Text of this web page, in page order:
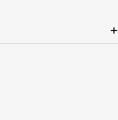
vuote.Bravi contenute